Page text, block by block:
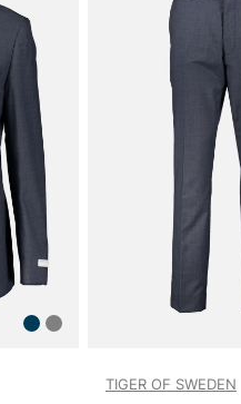
TIGER OF SWEDEN